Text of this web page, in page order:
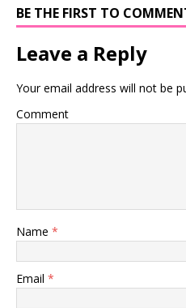
BE THE FIRST TO
Leave a Reply
Your email address will not be
Comment
Name *
Email *